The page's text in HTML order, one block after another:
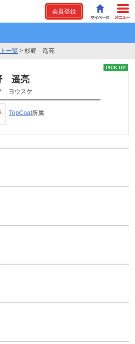
会員登録
一覧 > 杉野 遥亮
PICK UP
遥亮
ヨウスケ
TopCoat所属